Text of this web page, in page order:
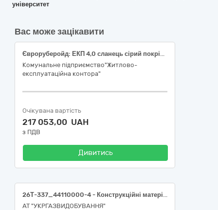
університет
Вас може зацікавити
Євроруберойд: ЕКП 4,0 сланець сірий покрівельний, для влаштування верхнього шару гідроізоляції; - ЕПП 2,5 гідроізоляційний, для влаштування нижнього шару гідроізоляції
Комунальне підприємство"Житлово-
експлуатаційна контора"
Очікувана вартість
217 053,00 UAH
з ПДВ
Дивитись
26Т-337_44110000-4 - Конструкційні матеріали (Блок бетонний)
АТ "УКРГАЗВИДОБУВАННЯ"